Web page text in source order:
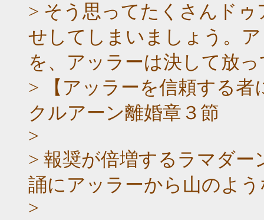
> そう思ってたくさんド
せしてしまいましょう。
を、アッラーは決して放
> 【アッラーを信頼する
クルアーン離婚章３節
>
> 報奨が倍増するラマダー
誦にアッラーから山のよ
>